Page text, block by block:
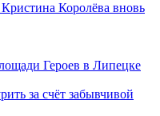
Королёва вновь
Героев в Липецке
за счёт забывчивой